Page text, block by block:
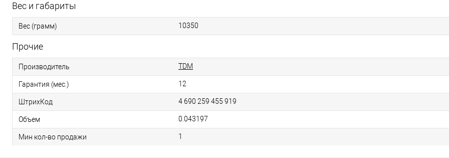
Вес и габариты
Вес (грамм) 10350
Прочие
Производитель TDM
Гарантия (мес.) 12
ШтрихКод 4 690 259 455 919
Объем 0.043197
Мин кол-во продажи 1